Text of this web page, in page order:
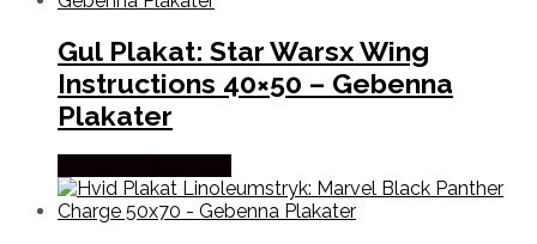
Gul Plakat: Star Warsx Wing
Instructions 40×50 – Gebenna
Plakater